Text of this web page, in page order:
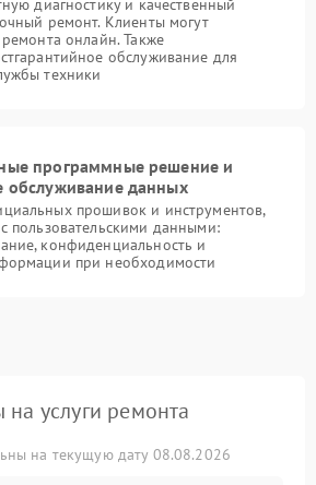
диагностику и качественный
ремонт. Клиенты могут
ремонта онлайн. Также
обслуживание для
техники
программные решение и
обслуживание данных
прошивок и инструментов,
пользовательскими данными:
конфиденциальность и
при необходимости
услуги ремонта
на текущую дату 08.08.2026